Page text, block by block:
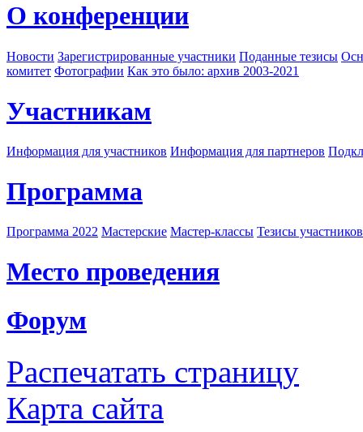
О конференции
Новости Зарегистрированные участники Поданные тезисы
комитет Фотографии Как это было: архив 2003-2021
Участникам
Информация для участников Информация для партнеров
Программа
Программа 2022 Мастерские Мастер-классы Тезисы
Место проведения
Форум
Распечатать страницу
Карта сайта